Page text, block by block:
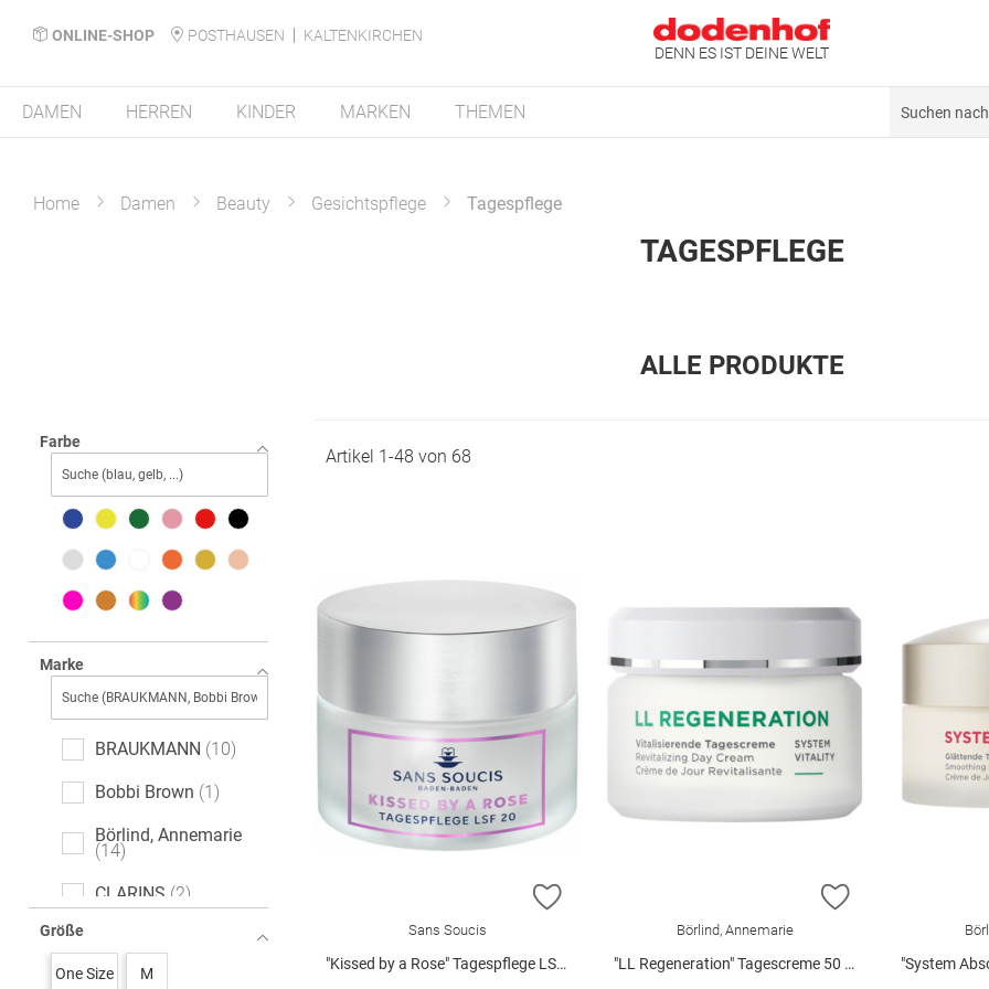
ONLINE-SHOP POSTHAUSEN
KALTENKIRCHEN
DENN ES IST DEINE WELT
DAMEN HERREN KINDER MARKEN THEMEN
Home Damen Beauty Gesichtspflege Tagespflege
TAGESPFLEGE
ALLE PRODUKTE
Farbe
Marke
BRAUKMANN 10
Bobbi Brown 1
Börlind, Annemarie
14
CLARINS 2
Declaré
Größe
One Size M
Artikel 1-48 von 68
ZUR WUNSCHLISTE HINZUFÜGEN
Sans Soucis
"Kissed by a Rose" Tagespflege LSF 20 50 ml
ZUR
Börlind, Annemarie
"LL Regeneration" Tagescreme 50 ml "System